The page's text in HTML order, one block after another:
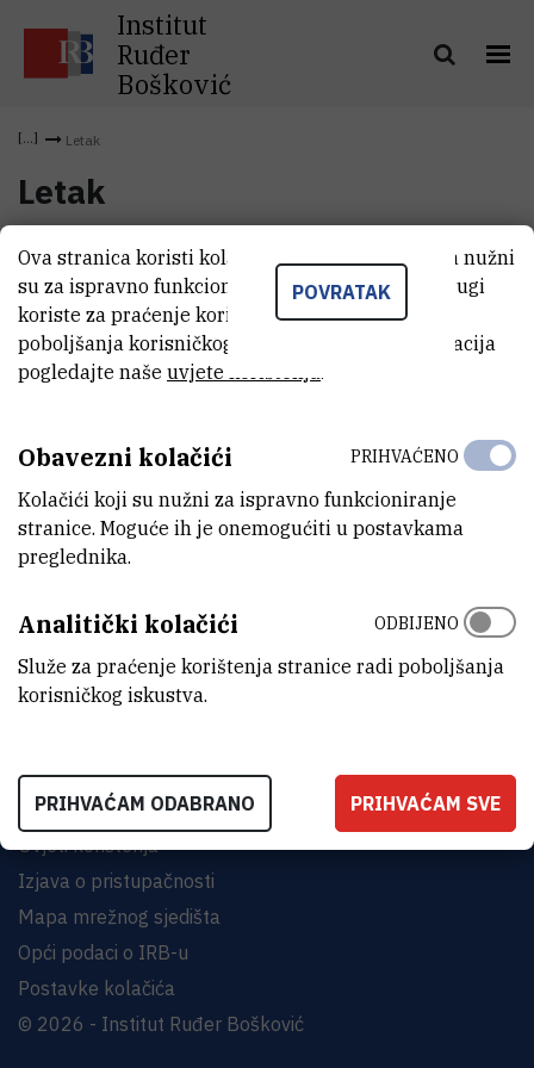
Institut
Ruđer
Bošković
Letak
Letak
Letak (147,9 kB)
Bijenička cesta 54, 10000 Zagreb
KONTAKTIRAJTE NAS
Uvjeti korištenja
Izjava o pristupačnosti
Mapa mrežnog sjedišta
Opći podaci o IRB-u
Postavke kolačića
© 2026 - Institut Ruđer Bošković
POVRATAK
Ova stranica koristi kolačiće. Neki od tih kolačića nužni
su za ispravno funkcioniranje stranice, dok se drugi
koriste za praćenje korištenja stranice radi
poboljšanja korisničkog iskustva. Za više informacija
pogledajte naše uvjete korištenja.
Obavezni kolačići
Kolačići koji su nužni za ispravno funkcioniranje
stranice. Moguće ih je onemogućiti u postavkama
preglednika.
PRIHVAĆENO
Analitički kolačići
Služe za praćenje korištenja stranice radi poboljšanja
korisničkog iskustva.
ODBIJENO
PRIHVAĆAM ODABRANO PRIHVAĆAM SVE